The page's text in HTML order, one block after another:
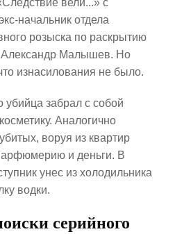
начальник отдела
розыска по раскрытию
Малышев. Но
изнасилования не было.
убийца забрал с собой
Аналогично
воруя из квартир
и деньги. В
унес из холодильника
водки.
серийного